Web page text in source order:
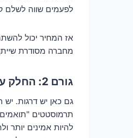
לפעמים שווה לשלם
אז המחיר יכול
מחברה מסודרת
גורם 2: החלק עצמו. תרמוסטט מקורי או "כמעט מקורי"?
גם כאן יש דרגות. יש
תרמוסטטים
להיות אמינים יותר